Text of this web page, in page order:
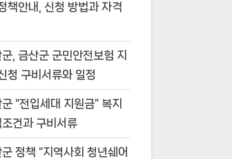
책안내, 신청 방법과 자격
, 금산군 군민안전보험 지
청 구비서류와 일정
“전입세대 지원금” 복지
건과 구비서류
정책 “지역사회 청년쉐어